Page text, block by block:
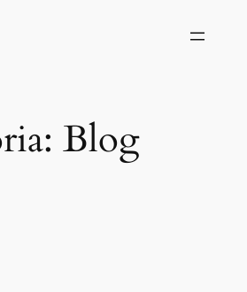
Blog